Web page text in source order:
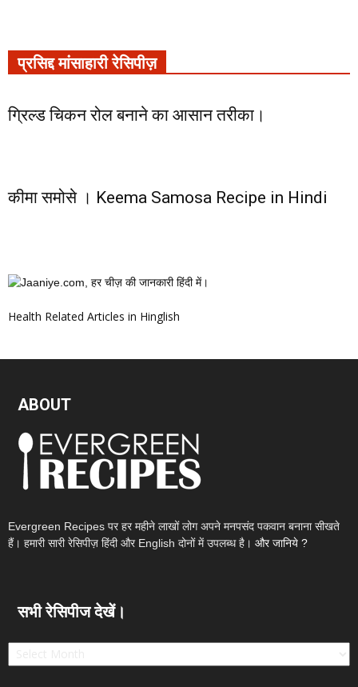
प्रसिद्द मांसाहारी रेसिपीज़
ग्रिल्ड चिकन रोल बनाने का आसान तरीका।
कीमा समोसे । Keema Samosa Recipe in Hindi
Health Related Articles in Hinglish
ABOUT
Evergreen Recipes पर हर महीने लाखों लोग अपने मनपसंद पकवान बनाना सीखते
हैं। हमारी सारी रेसिपीज़ हिंदी और English दोनों में उपलब्ध है। और जानिये ?
सभी रेसिपीज देखें।
सभी